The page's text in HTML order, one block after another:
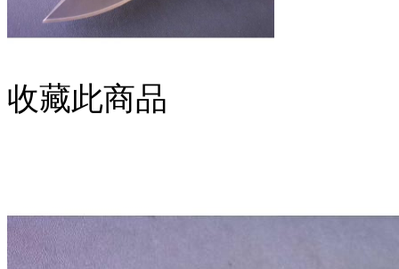
收藏此商品